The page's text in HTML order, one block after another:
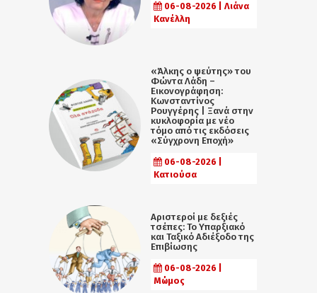
06-08-2026 | Λιάνα
Κανέλλη
«Άλκης ο ψεύτης» του
Φώντα Λάδη –
Εικονογράφηση:
Κωνσταντίνος
Ρουγγέρης | Ξανά στην
κυκλοφορία με νέο
τόμο από τις εκδόσεις
«Σύγχρονη Εποχή»
06-08-2026 |
Κατιούσα
Αριστεροί με δεξιές
τσέπες: Το Υπαρξιακό
και Ταξικό Αδιέξοδο της
Επιβίωσης
06-08-2026 |
Μώμος